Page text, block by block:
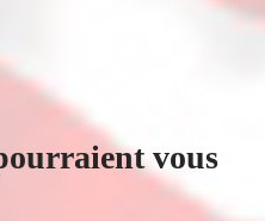
vous